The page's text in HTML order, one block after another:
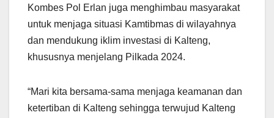
Kombes Pol Erlan juga menghimbau masyarakat
untuk menjaga situasi Kamtibmas di wilayahnya
dan mendukung iklim investasi di Kalteng,
khususnya menjelang Pilkada 2024.
“Mari kita bersama-sama menjaga keamanan dan
ketertiban di Kalteng sehingga terwujud Kalteng